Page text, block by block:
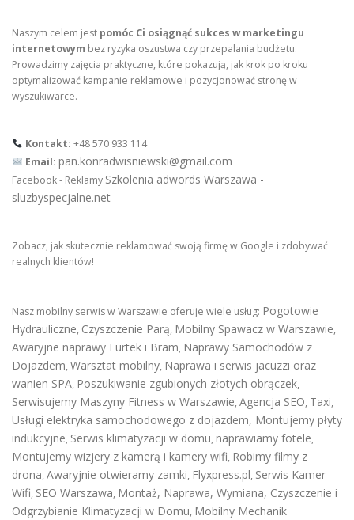
Naszym celem jest pomóc Ci osiągnąć sukces w marketingu
internetowym bez ryzyka oszustwa czy przepalania budżetu.
Prowadzimy zajęcia praktyczne, które pokazują, jak krok po kroku
optymalizować kampanie reklamowe i pozycjonować stronę w
wyszukiwarce.
Kontakt: +48 570 933 114
Email: pan.konradwisniewski@gmail.com
Facebook - Reklamy Szkolenia adwords Warszawa -
sluzbyspecjalne.net
Zobacz, jak skutecznie reklamować swoją firmę w Google i zdobywać
realnych klientów!
Nasz mobilny serwis w Warszawie oferuje wiele usług: Pogotowie
Hydrauliczne, Czyszczenie Parą, Mobilny Spawacz w Warszawie,
Awaryjne naprawy Furtek i Bram, Naprawy Samochodów z
Dojazdem, Warsztat mobilny, Naprawa i serwis jacuzzi oraz
wanien SPA, Poszukiwanie zgubionych złotych obrączek,
Serwisujemy Maszyny Fitness w Warszawie, Agencja SEO, Taxi,
Usługi elektryka samochodowego z dojazdem, Montujemy płyty
indukcyjne, Serwis klimatyzacji w domu, naprawiamy fotele,
Montujemy wizjery z kamerą i kamery wifi, Robimy filmy z
drona, Awaryjnie otwieramy zamki, Flyxpress.pl, Serwis Kamer
Wifi, SEO Warszawa, Montaż, Naprawa, Wymiana, Czyszczenie i
Odgrzybianie Klimatyzacji w Domu, Mobilny Mechanik